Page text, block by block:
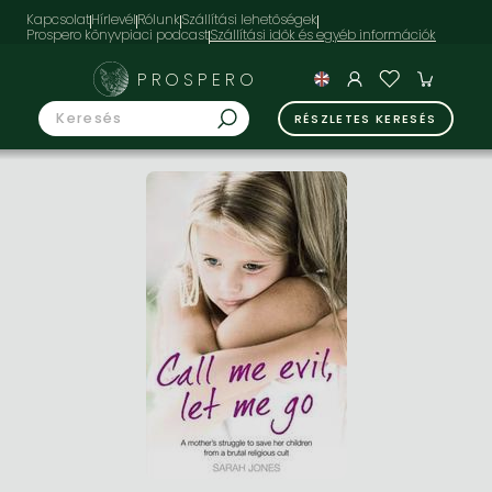
KapcsolatHírlevélRólunkSzállítási lehetőségek
Prospero könyvpiaci podcast
PROSPERO
RÉSZLETES KERESÉS